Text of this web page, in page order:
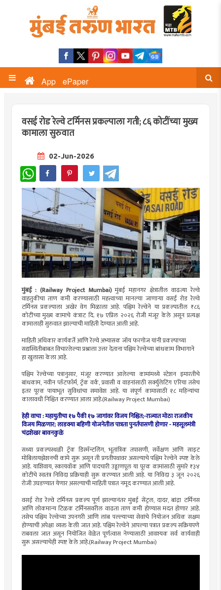
App ePaper
वसई रोड रेल्वे टर्मिनस प्रकल्पाला गती; ८६ कोटींच्या मुख्य
कामाला सुरुवात
02-Jun-2026
WhatsApp
मुंबई : (Railway Project Mumbai)मुंबई महानगर क्षेत्रातील वाढत्या रेल्वे
वाहतुकीचा ताण कमी करण्यासाठी महत्त्वाच्या मानल्या जाणाऱ्या वसई रोड रेल्वे
टर्मिनस प्रकल्पाला अखेर वेग मिळाला आहे. पश्चिम रेल्वेने या प्रकल्पातील ₹८६
कोटींच्या मुख्य कामाचे कंत्राट दि. १७ एप्रिल २०२६ रोजी मंजूर केले असून प्रत्यक्ष
कामालाही सुरुवात झाल्याची माहिती देण्यात आली आहे.
माहिती अधिकार कार्यकर्ते आणि रेल्वे अभ्यासक जॉय फरगोज यांनी प्रकल्पाच्या
सद्यस्थितीबाबत विचारलेल्या प्रश्नाला उत्तर देताना पश्चिम रेल्वेच्या बांधकाम विभागाने
हा खुलासा केला आहे.
पश्चिम रेल्वेच्या पत्रानुसार, मंजूर करण्यात आलेल्या कामांमध्ये स्टेशन इमारतीचे
बांधकाम, नवीन प्लॅटफॉर्म, ट्रॅक वर्क, प्रवासी व वाहनांसाठी सर्क्युलेटिंग एरिया तसेच
इतर पूरक पायाभूत सुविधांचा समावेश आहे. या संपूर्ण कामासाठी १८ महिन्यांचा
कालावधी निश्चित करण्यात आला आहे.(Railway Project Mumbai)
हेही वाचा : महायुतीचा १७ पैकी १७ जागांवर विजय निश्चित;-राज्यात मोठा राजकीय
विजय मिळणार; लाडक्या बहिणी योजनेतील पात्रता पुनर्तपासणी होणार - महसूलमंत्री
चंद्रशेखर बावनकुळे
सध्या प्रकल्पस्थळी ट्रॅक डिस्मॅन्टलिंग, भूतांत्रिक तपासणी, सर्वेक्षण आणि साइट
मोबिलायझेशनची कामे सुरू असून ती प्रगतीपथावर असल्याचे पश्चिम रेल्वेने स्पष्ट केले
आहे. याशिवाय, स्कायवॉक आणि पादचारी उड्डाणपूल या पूरक कामांसाठी सुमारे ₹३४
कोटींचे स्वतंत्र निविदा प्रक्रियाही सुरू करण्यात आली आहे. या निविदा ३ जून २०२६
रोजी उघडण्यात येणार असल्याची माहिती पत्रात नमूद करण्यात आली आहे.
वसई रोड रेल्वे टर्मिनस प्रकल्प पूर्ण झाल्यानंतर मुंबई सेंट्रल, दादर, बांद्रा टर्मिनस
आणि लोकमान्य टिळक टर्मिनसवरील वाढता ताण कमी होण्यास मदत होणार आहे.
तसेच पश्चिम रेल्वेच्या उपनगरी आणि लांब पल्ल्याच्या सेवांचे नियोजन अधिक सक्षम
होण्याची अपेक्षा व्यक्त केली जात आहे. पश्चिम रेल्वेने आपल्या पत्रात प्रकल्प सक्रियपणे
राबवला जात असून नियोजित वेळेत पूर्णत्वास नेण्यासाठी आवश्यक सर्व कार्यवाही
सुरू असल्याचेही स्पष्ट केले आहे.(Railway Project Mumbai)